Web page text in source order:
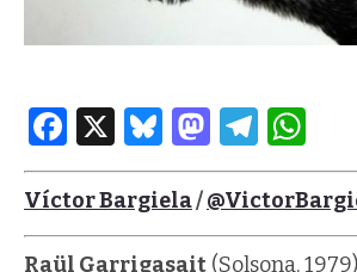
Facebook
X Bluesky
Víctor Bargiela/
Raül Garrigasait (Solsona,